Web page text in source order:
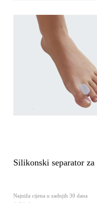
Silikonski separator
Najniža cijena u zadnjih 30 dana